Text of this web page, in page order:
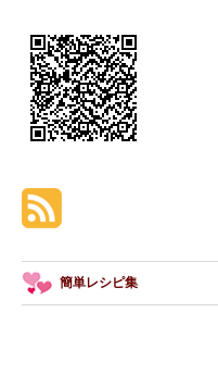
簡単レシピ集